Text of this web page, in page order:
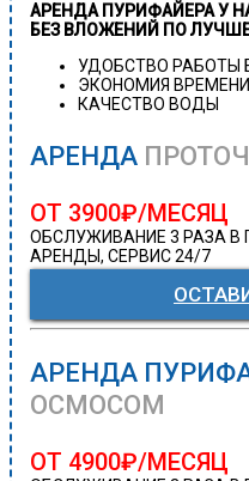
АРЕНДА ПУРИФАЙЕРА У
БЕЗ ВЛОЖЕНИЙ ПО
УДОБСТВО РАБОТЫ
ЭКОНОМИЯ
КАЧЕСТВО ВОДЫ
АРЕНДА
ОТ 3900₽/МЕСЯЦ
ОБСЛУЖИВАНИЕ 3 РАЗА
АРЕНДЫ, СЕРВИС 24/7
АРЕНДА
ОСМОСОМ
ОТ 4900₽/МЕСЯЦ